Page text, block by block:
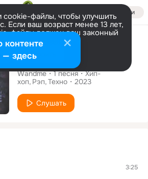
Войти
файлы, чтобы улучшить
Если ваш возраст менее 13 лет,
файлы должен ваш законный
Больше информации
Настроить
Сингл
Reciprocate
Wandme 1песня
Хип-
хоп Рэп Техно 2023
Слушать
3:25
— здесь